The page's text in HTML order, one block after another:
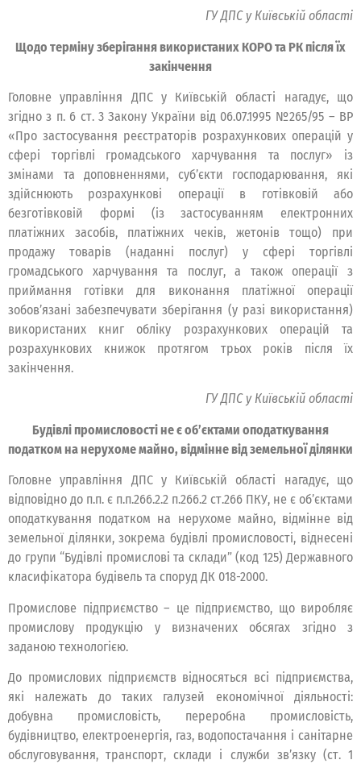
ГУ ДПС у Київській області
Щодо терміну зберігання використаних КОРО та РК після їх
закінчення
Головне управління ДПС у Київській області нагадує, що
згідно з п. 6 ст. 3 Закону України від 06.07.1995 №265/95 – ВР
«Про застосування реєстраторів розрахункових операцій у
сфері торгівлі громадського харчування та послуг» із
змінами та доповненнями, суб’єкти господарювання, які
здійснюють розрахункові операції в готівковій або
безготівковій формі (із застосуванням електронних
платіжних засобів, платіжних чеків, жетонів тощо) при
продажу товарів (наданні послуг) у сфері торгівлі
громадського харчування та послуг, а також операції з
приймання готівки для виконання платіжної операції
зобов’язані забезпечувати зберігання (у разі використання)
використаних книг обліку розрахункових операцій та
розрахункових книжок протягом трьох років після їх
закінчення.
ГУ ДПС у Київській області
Будівлі промисловості не є об’єктами оподаткування
податком на нерухоме майно, відмінне від земельної ділянки
Головне управління ДПС у Київській області нагадує, що
відповідно до п.п. є п.п.266.2.2 п.266.2 ст.266 ПКУ, не є об’єктами
оподаткування податком на нерухоме майно, відмінне від
земельної ділянки, зокрема будівлі промисловості, віднесені
до групи “Будівлі промислові та склади” (код 125) Державного
класифікатора будівель та споруд ДК 018-2000.
Промислове підприємство – це підприємство, що виробляє
промислову продукцію у визначених обсягах згідно з
заданою технологією.
До промислових підприємств відносяться всі підприємства,
які належать до таких галузей економічної діяльності:
добувна промисловість, переробна промисловість,
будівництво, електроенергія, газ, водопостачання і санітарне
обслуговування, транспорт, склади і служби зв’язку (ст. 1